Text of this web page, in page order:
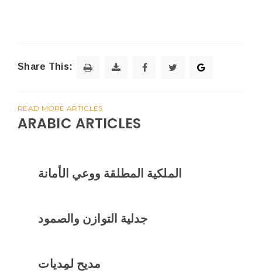
Share This:
READ MORE ARTICLES
ARABIC ARTICLES
الملكية المطلقة ووعي الأمانة
جدلية التوازن والصمود
مديح لمِديات